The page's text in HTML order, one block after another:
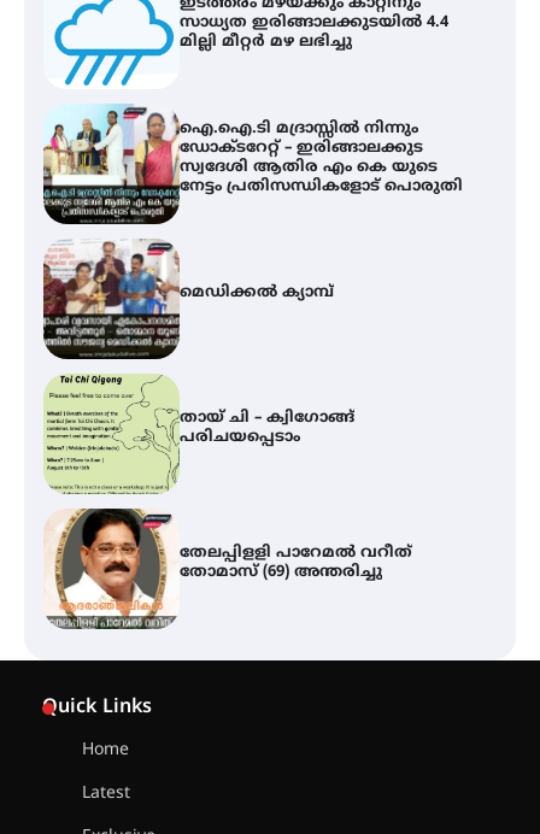
ഐ.ഐ.ടി മദ്രാസ്സിൽ നിന്നും
ഡോക്ടറേറ്റ് – ഇരിങ്ങാലക്കുട
സ്വദേശി ആതിര എം കെ യുടെ
മെഡിക്കൽ ക്യാമ്പ്
തായ് ചി – ക്വിഗോങ്ങ്
പരിചയപ്പെടാം
തേലപ്പിളളി പാറേമൽ വറീത്
തോമാസ് (69) അന്തരിച്ചു
സർഗ്ഗസാഹിതി- കവിതാസംഗമം
2026 കവിതാ ചർച്ച കാട്ടൂർ, ടി. കെ.
Quick Links
Home
Latest